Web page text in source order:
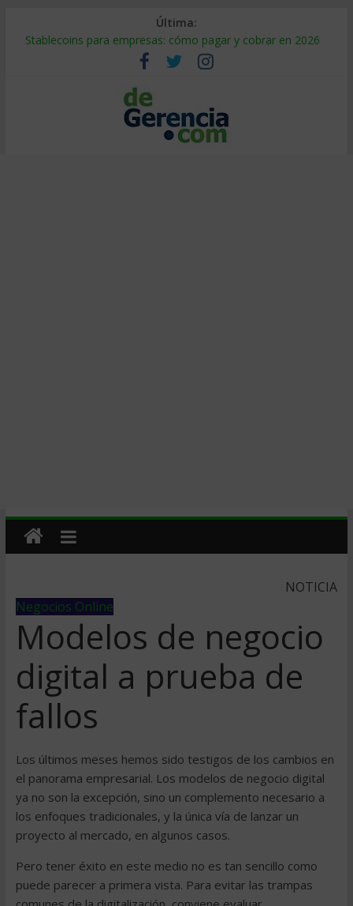
Última:
Stablecoins para empresas: cómo pagar y cobrar en 2026
Despido silencioso: qué es y por qué sale tan caro
IA en selección de personal: cómo auditarla a tiempo
Trabajo forzoso en la cadena de suministro: qué hacer
Mercado hispano de EE. UU.: cómo segmentarlo y venderle
NOTICIA
Negocios Online
Modelos de negocio
digital a prueba de
fallos
Los últimos meses hemos sido testigos de los cambios en
el panorama empresarial. Los modelos de negocio digital
ya no son la excepción, sino un complemento necesario a
los enfoques tradicionales, y la única vía de lanzar un
proyecto al mercado, en algunos casos.
Pero tener éxito en este medio no es tan sencillo como
puede parecer a primera vista. Para evitar las trampas